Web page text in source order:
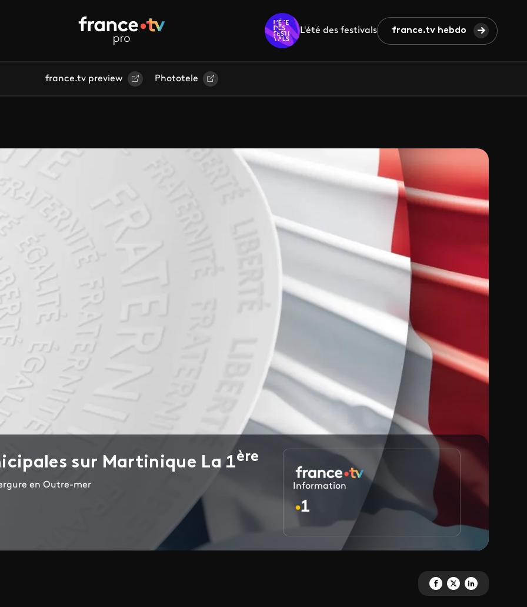
L'été des festivals france.tv hebdo
france.tv preview Phototele
sur Martinique La 1ère
en Outre-mer Information
Partagez 'Le second tour des
Partagez 'Le second
Partagez 'Le